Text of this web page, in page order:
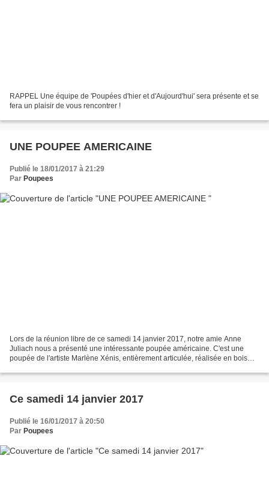
RAPPEL Une équipe de 'Poupées d'hier et d'Aujourd'hui' sera présente et se
fera un plaisir de vous rencontrer !
UNE POUPEE AMERICAINE
Publié le 18/01/2017 à 21:29
Par Poupees
Lors de la réunion libre de ce samedi 14 janvier 2017, notre amie Anne
Juliach nous a présenté une intéressante poupée américaine. C'est une
poupée de l'artiste Marlène Xénis, entièrement articulée, réalisée en bois
Ce samedi 14 janvier 2017
Publié le 16/01/2017 à 20:50
Par Poupees